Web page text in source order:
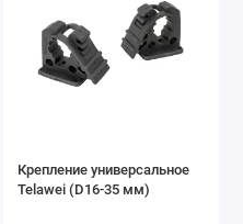
Крепление универсальное
Telawei (D16-35 мм)